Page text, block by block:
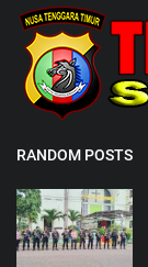
RANDOM POSTS